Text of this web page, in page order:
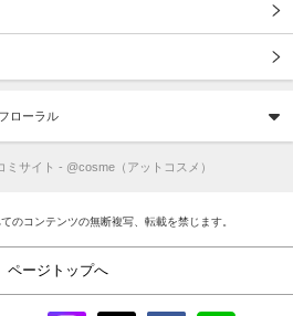
ローラル
ミサイト - @cosme（アットコスメ）
のコンテンツの無断複写、転載を禁じます。
ページトップへ